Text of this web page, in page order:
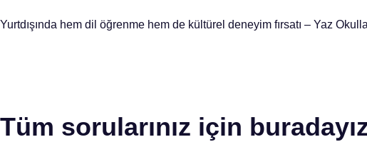
Yurtdışında hem dil öğrenme hem de kültürel deneyim fırsatı – Yaz
Tüm sorularınız için